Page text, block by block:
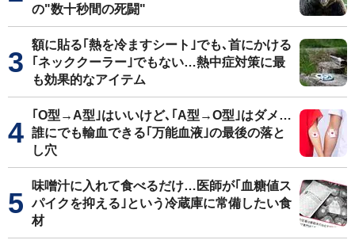
の"数十秒間の死闘"
額に貼る｢熱を冷ますシート｣でも､首にかける
｢ネッククーラー｣でもない…熱中症対策に最
も効果的なアイテム
｢O型→A型｣はいいけど､｢A型→O型｣はダメ…
誰にでも輸血できる｢万能血液｣の最後の落と
し穴
味噌汁に入れて食べるだけ…医師が｢血糖値ス
パイクを抑える｣という冷蔵庫に常備したい食
材